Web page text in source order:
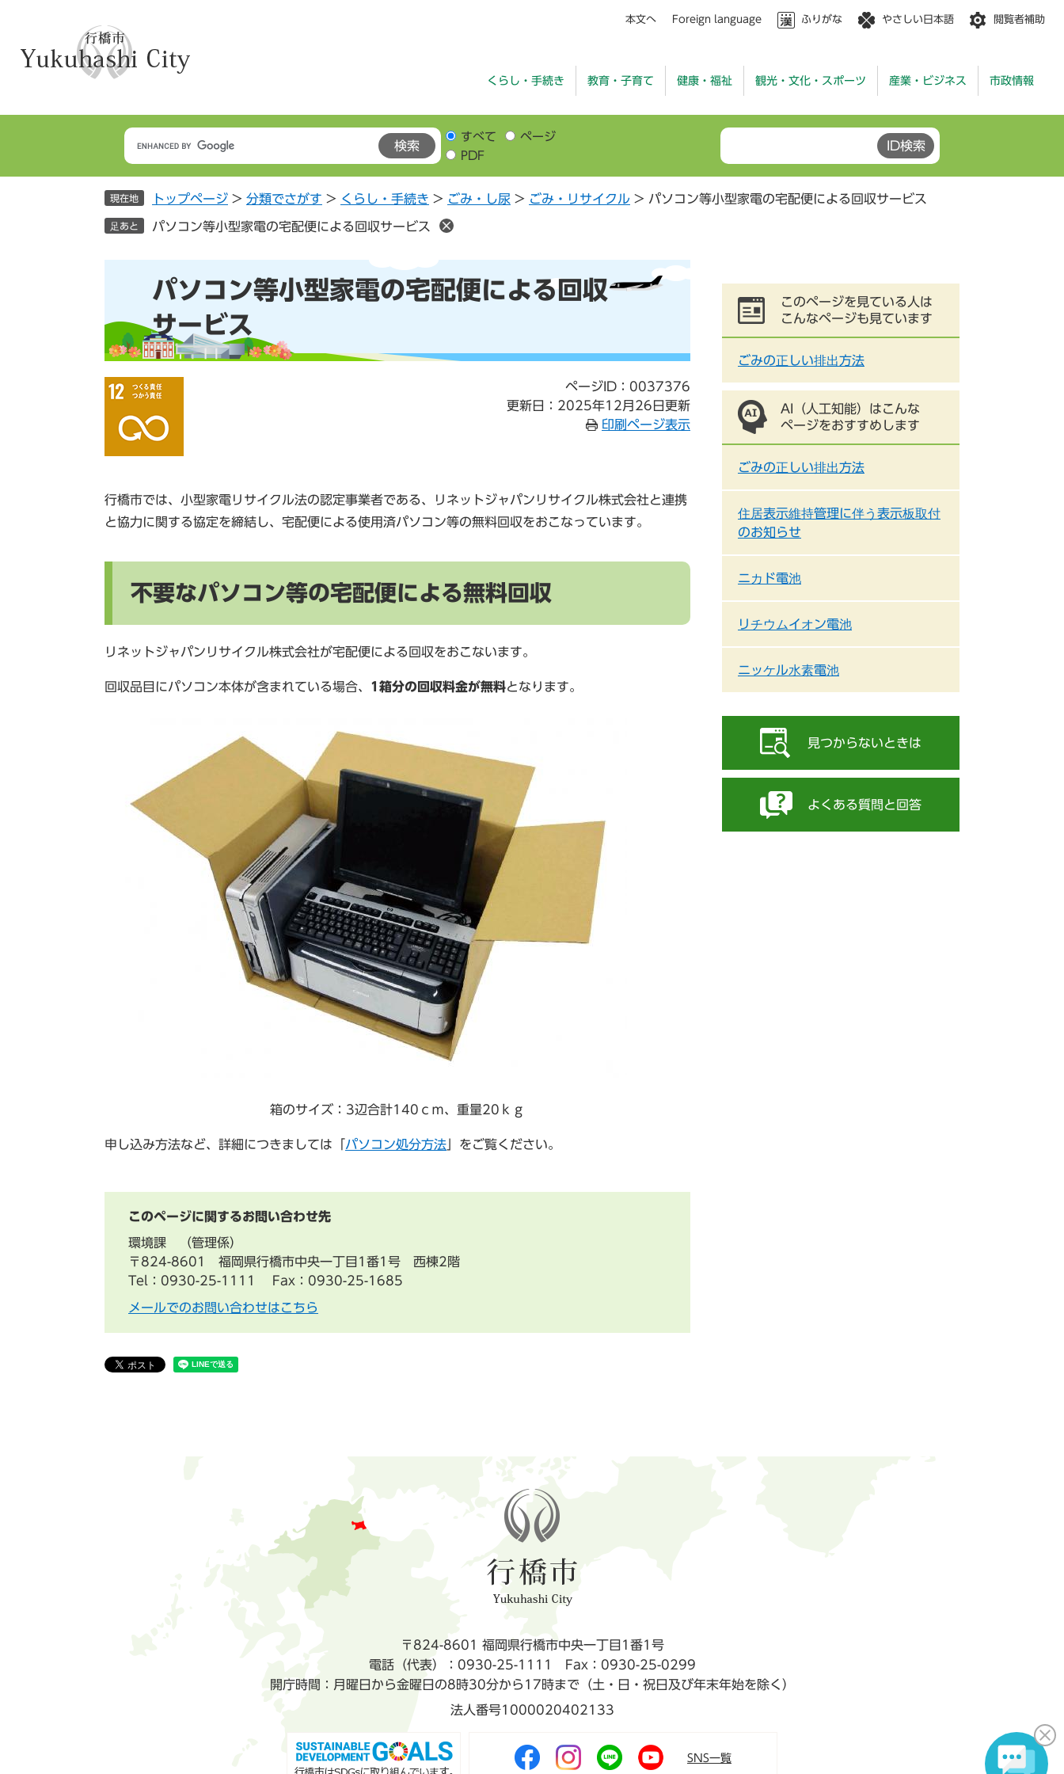
本
本文へ Foreign language ふりがな やさしい日本語 閲覧者補助
くらし・手続き 教育・子育て 健康・福祉 観光・文化・スポーツ 産業・ビジネス 市政情報
すべて
ページ
PDF
現在地 トップページ > 分類でさがす > くらし・手続き > ごみ・し尿 > ごみ・リサイクル > パソコン等小型家電の宅配便による回収サービス
足あと パソコン等小型家電の宅配便による回収サービス
パソコン等小型家電の宅配便による回収
サービス
ページID：0037376
更新日：2025年12月26日更新
印刷ページ表示
行橋市では、小型家電リサイクル法の認定事業者である、リネットジャパンリサイクル株式会社と連携
と協力に関する協定を締結し、宅配便による使用済パソコン等の無料回収をおこなっています。
不要なパソコン等の宅配便による無料回収
リネットジャパンリサイクル株式会社が宅配便による回収をおこないます。
回収品目にパソコン本体が含まれている場合、 1箱分の回収料金が無料となります。
箱のサイズ：3辺合計140ｃｍ、重量20ｋｇ
申し込み方法など、詳細につきましては「 パソコン処分方法 」をご覧ください。
このページに関するお問い合わせ先
環境課
管理係
〒824-8601 福岡県行橋市中央一丁目1番1号 西棟2階
Tel：0930-25-1111
Fax：0930-25-1685
メールでのお問い合わせはこちら
このページを見ている人は
こんなページも見ています
ごみの正しい排出方法
AI（人工知能）はこんな
ページをおすすめします
ごみの正しい排出方法
住居表示維持管理に伴う表示板取付
のお知らせ
ニカド電池
リチウムイオン電池
ニッケル水素電池
見つからないときは
よくある質問と回答
〒824-8601 福岡県行橋市中央一丁目1番1号
電話（代表）：0930-25-1111
Fax：0930-25-0299
開庁時間：月曜日から金曜日の8時30分から17時まで（土・日・祝日及び年末年始を除く）
法人番号1000020402133
SNS一覧